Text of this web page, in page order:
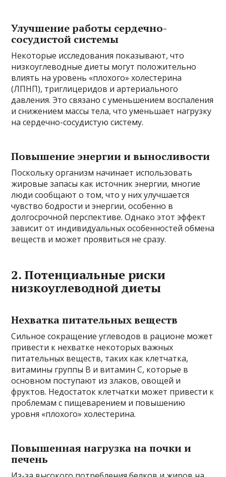
Улучшение работы сердечно-
сосудистой системы
Некоторые исследования показывают, что
низкоуглеводные диеты могут положительно
влиять на уровень «плохого» холестерина
(ЛПНП), триглицеридов и артериального
давления. Это связано с уменьшением воспаления
и снижением массы тела, что уменьшает нагрузку
на сердечно-сосудистую систему.
Повышение энергии и выносливости
Поскольку организм начинает использовать
жировые запасы как источник энергии, многие
люди сообщают о том, что у них улучшается
чувство бодрости и энергии, особенно в
долгосрочной перспективе. Однако этот эффект
зависит от индивидуальных особенностей обмена
веществ и может проявиться не сразу.
2. Потенциальные риски
низкоуглеводной диеты
Нехватка питательных веществ
Сильное сокращение углеводов в рационе может
привести к нехватке некоторых важных
питательных веществ, таких как клетчатка,
витамины группы B и витамин C, которые в
основном поступают из злаков, овощей и
фруктов. Недостаток клетчатки может привести к
проблемам с пищеварением и повышению
уровня «плохого» холестерина.
Повышенная нагрузка на почки и
печень